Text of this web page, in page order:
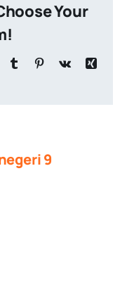
Your
Tumblr Pinterest
Vk
Xing
9